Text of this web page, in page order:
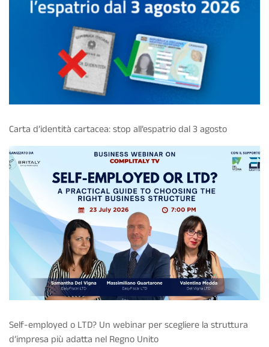
Carta d’identità cartacea: stop all’espatrio dal 3 agosto
Self-employed o LTD? Un webinar per scegliere la struttura
d’impresa più adatta nel Regno Unito